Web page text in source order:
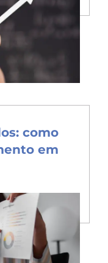
como
em